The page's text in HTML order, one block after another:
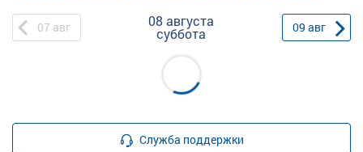
07 авг 08 августа
суббота 09 авг
Служба поддержки